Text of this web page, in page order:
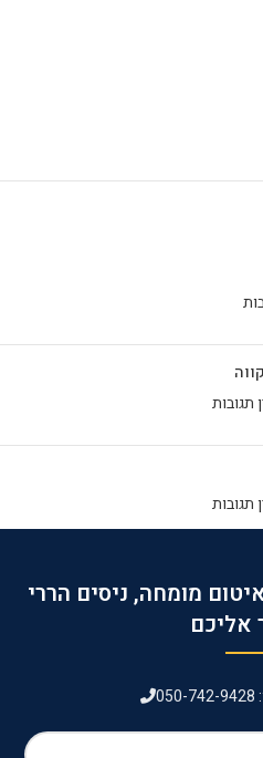
תגובות
תגובות
מומחה, ניסים הררי
אליכם